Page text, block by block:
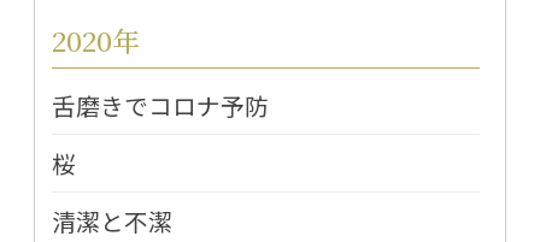
2020年
舌磨きでコロナ予防
桜
清潔と不潔